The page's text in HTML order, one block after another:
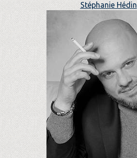
Stéphanie Hédin